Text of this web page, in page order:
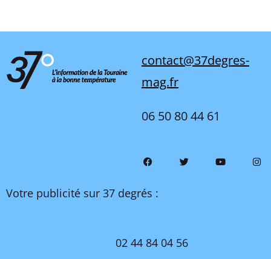
contact@37degres-
mag.fr
06 50 80 44 61
Votre publicité sur 37 degrés :
02 44 84 04 56